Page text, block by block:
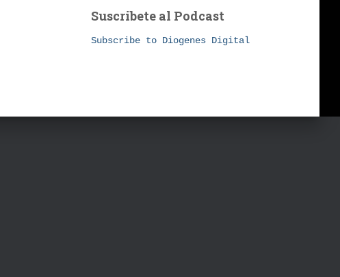
Suscribete al Podcast
Subscribe to Diogenes Digital